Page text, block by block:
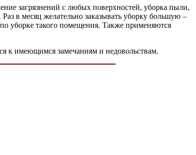
загрязнений с любых поверхностей, уборка пыли,
в месяц желательно заказывать уборку большую –
уборке такого помещения. Также применяются
к имеющимся замечаниям и недовольствам.